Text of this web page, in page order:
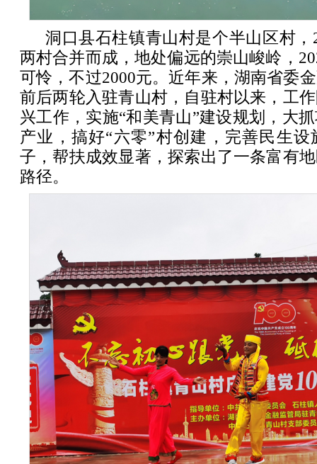
洞口县石柱镇青山村是个半山区村
两村合并而成，地处偏远的崇山峻岭，
可怜，不过2000元。近年来，湖南省委
前后两轮入驻青山村，自驻村以来，工
兴工作，实施“和美青山”建设规划，大
产业，搞好“六零”村创建，完善民生设
子，帮扶成效显著，探索出了一条富有
路径。